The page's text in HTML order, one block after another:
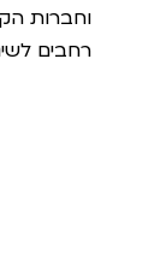
וחברות
רחבים